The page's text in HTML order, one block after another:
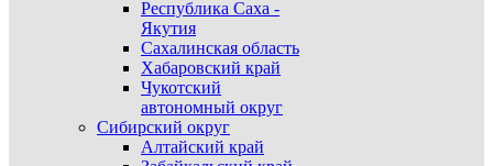
Республика Саха -
Якутия
Сахалинская область
Хабаровский край
Чукотский
автономный округ
Сибирский округ
Алтайский край